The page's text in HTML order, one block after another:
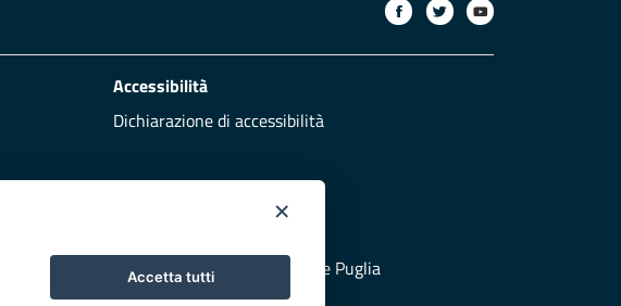
Accessibilità
Dichiarazione di accessibilità
Vai al sito di Protezione Civile Puglia
×
Accetta tutti